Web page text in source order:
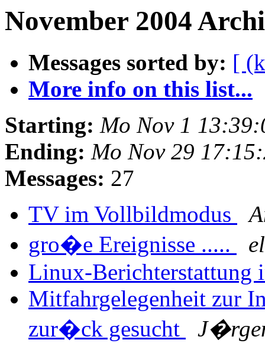
November 2004
Messages sorted by: [
More info on this list...
Starting: Mo Nov 1
Ending: Mo Nov 29
Messages: 27
TV im Vollbildmodus
gro�e Ereignisse .....
Linux-
Mitfahrgelegenheit zur
zur�ck gesucht